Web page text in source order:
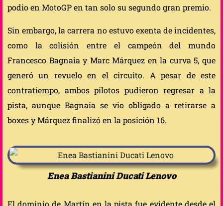
podio en MotoGP en tan solo su segundo gran premio.
Sin embargo, la carrera no estuvo exenta de incidentes,
como la colisión entre el campeón del mundo
Francesco Bagnaia y Marc Márquez en la curva 5, que
generó un revuelo en el circuito. A pesar de este
contratiempo, ambos pilotos pudieron regresar a la
pista, aunque Bagnaia se vio obligado a retirarse a
boxes y Márquez finalizó en la posición 16.
Enea Bastianini Ducati Lenovo
El dominio de Martín en la pista fue evidente desde el